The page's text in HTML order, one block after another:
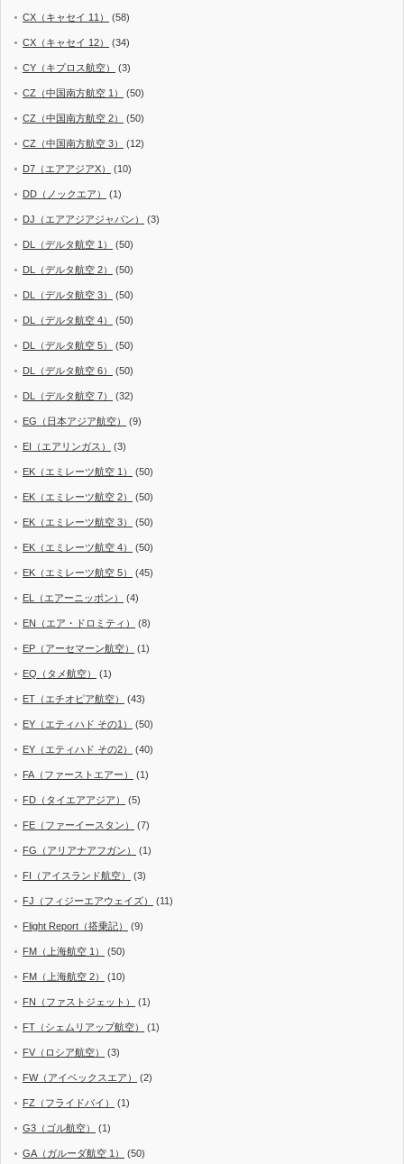
CX（キャセイ 11） (58)
CX（キャセイ 12） (34)
CY（キプロス航空） (3)
CZ（中国南方航空 1） (50)
CZ（中国南方航空 2） (50)
CZ（中国南方航空 3） (12)
D7（エアアジアX） (10)
DD（ノックエア） (1)
DJ（エアアジアジャパン） (3)
DL（デルタ航空 1） (50)
DL（デルタ航空 2） (50)
DL（デルタ航空 3） (50)
DL（デルタ航空 4） (50)
DL（デルタ航空 5） (50)
DL（デルタ航空 6） (50)
DL（デルタ航空 7） (32)
EG（日本アジア航空） (9)
EI（エアリンガス） (3)
EK（エミレーツ航空 1） (50)
EK（エミレーツ航空 2） (50)
EK（エミレーツ航空 3） (50)
EK（エミレーツ航空 4） (50)
EK（エミレーツ航空 5） (45)
EL（エアーニッポン） (4)
EN（エア・ドロミティ） (8)
EP（アーセマーン航空） (1)
EQ（タメ航空） (1)
ET（エチオピア航空） (43)
EY（エティハド その1） (50)
EY（エティハド その2） (40)
FA（ファーストエアー） (1)
FD（タイエアアジア） (5)
FE（ファーイースタン） (7)
FG（アリアナアフガン） (1)
FI（アイスランド航空） (3)
FJ（フィジーエアウェイズ） (11)
Flight Report（搭乗記） (9)
FM（上海航空 1） (50)
FM（上海航空 2） (10)
FN（ファストジェット） (1)
FT（シェムリアップ航空） (1)
FV（ロシア航空） (3)
FW（アイベックスエア） (2)
FZ（フライドバイ） (1)
G3（ゴル航空） (1)
GA（ガルーダ航空 1） (50)